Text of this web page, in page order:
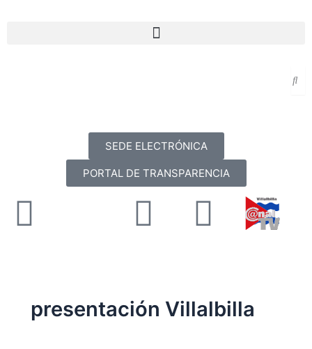
Menu
SEDE ELECTRÓNICA
PORTAL DE TRANSPARENCIA
FacebookYoutube
presentación Villalbilla